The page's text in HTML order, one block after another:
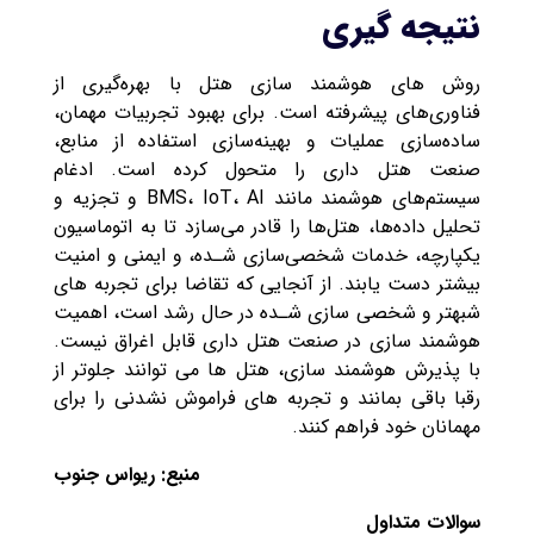
نتیجه گیری
روش های هوشمند سازی هتل با بهره‌گیری از
فناوری‌های پیشرفته است. برای بهبود تجربیات مهمان،
ساده‌سازی عملیات و بهینه‌سازی استفاده از منابع،
صنعت هتل داری را متحول کرده است. ادغام
سیستم‌های هوشمند مانند BMS، IoT، AI و تجزیه و
تحلیل داده‌ها، هتل‌ها را قادر می‌سازد تا به اتوماسیون
یکپارچه، خدمات شخصی‌سازی شـده، و ایمنی و امنیت
بیشتر دست یابند. از آنجایی که تقاضا برای تجربه های
شبهتر و شخصی سازی شـده در حال رشد است، اهمیت
هوشمند سازی در صنعت هتل داری قابل اغراق نیست.
با پذیرش هوشمند سازی، هتل ها می توانند جلوتر از
رقبا باقی بمانند و تجربه های فراموش نشدنی را برای
مهمانان خود فراهم کنند.
منبع: ریواس جنوب
سوالات متداول